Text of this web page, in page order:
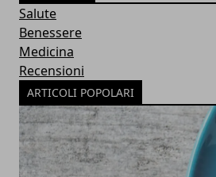
Salute
Benessere
Medicina
Recensioni
ARTICOLI POPOLARI